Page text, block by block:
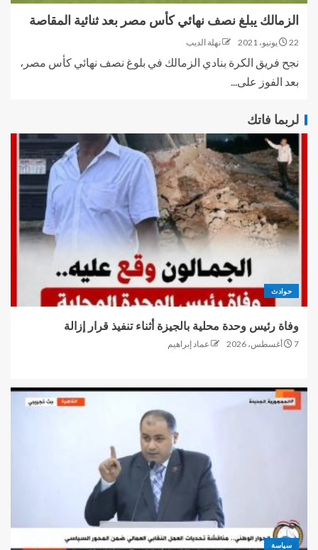
الزمالك يبلغ نصف نهائي كأس مصر بعد ثنائية المقاصة
22 يونيو، 2021 نهلة الديب
نجح فريق الكرة بنادي الزمالك في بلوغ نصف نهائي كأس مصر،
بعد الفوز على...
لربما فاتك
حوادث
وفاة رئيس وحدة محلية بالجيزة أثناء تنفيذ قرار إزالة
7 أغسطس، 2026 عماد إبراهيم
سياسة